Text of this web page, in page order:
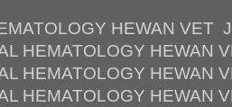
HEWAN VET
HEMATOLOGY HEWAN
HEMATOLOGY HEWAN
HEMATOLOGY HEWAN